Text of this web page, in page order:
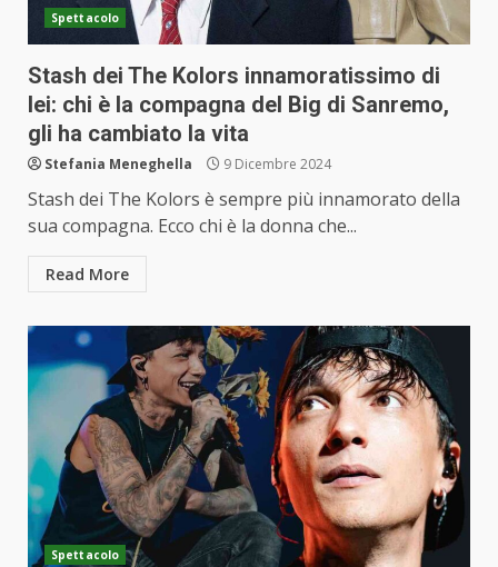
Spettacolo
Stash dei The Kolors innamoratissimo di
lei: chi è la compagna del Big di Sanremo,
gli ha cambiato la vita
Stefania Meneghella 9 Dicembre 2024
Stash dei The Kolors è sempre più innamorato della
sua compagna. Ecco chi è la donna che...
Read More
Spettacolo